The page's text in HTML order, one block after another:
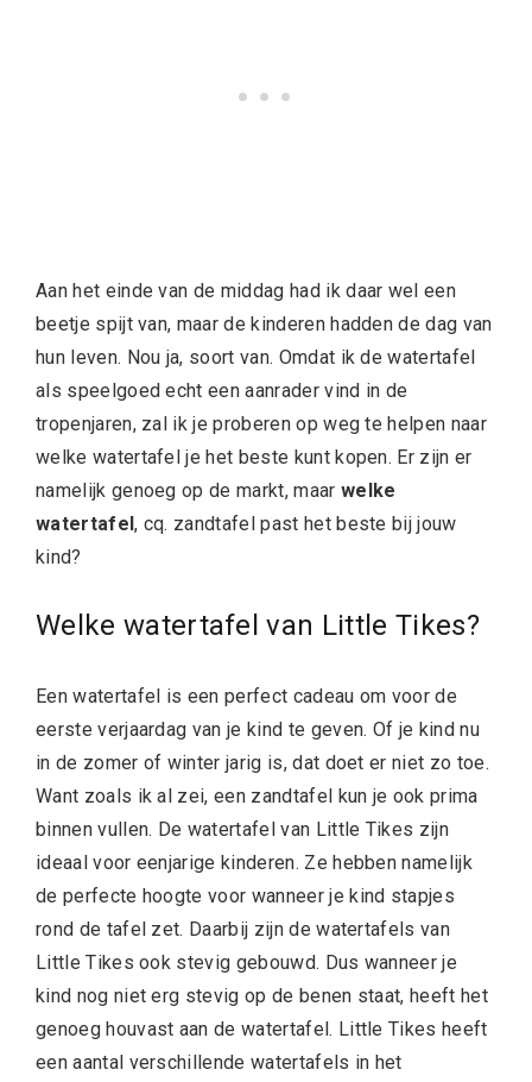
Aan het einde van de middag had ik daar wel een
beetje spijt van, maar de kinderen hadden de dag van
hun leven. Nou ja, soort van. Omdat ik de watertafel
als speelgoed echt een aanrader vind in de
tropenjaren, zal ik je proberen op weg te helpen naar
welke watertafel je het beste kunt kopen. Er zijn er
namelijk genoeg op de markt, maar welke
watertafel, cq. zandtafel past het beste bij jouw
kind?
Welke watertafel van Little Tikes?
Een watertafel is een perfect cadeau om voor de
eerste verjaardag van je kind te geven. Of je kind nu
in de zomer of winter jarig is, dat doet er niet zo toe.
Want zoals ik al zei, een zandtafel kun je ook prima
binnen vullen. De watertafel van Little Tikes zijn
ideaal voor eenjarige kinderen. Ze hebben namelijk
de perfecte hoogte voor wanneer je kind stapjes
rond de tafel zet. Daarbij zijn de watertafels van
Little Tikes ook stevig gebouwd. Dus wanneer je
kind nog niet erg stevig op de benen staat, heeft het
genoeg houvast aan de watertafel. Little Tikes heeft
een aantal verschillende watertafels in het